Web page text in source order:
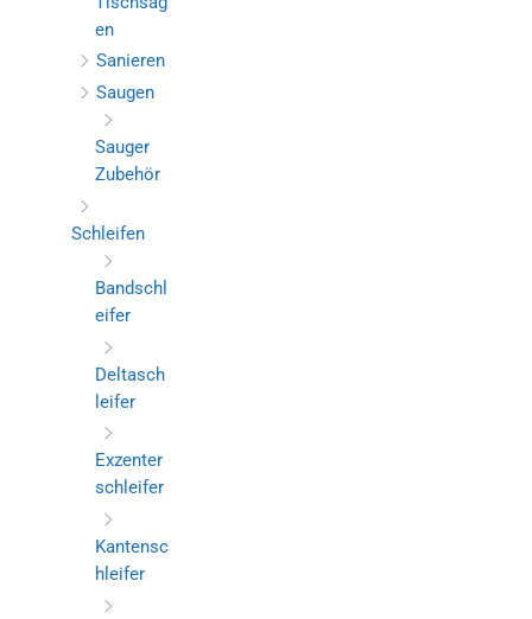
en
Sanieren
Saugen
Sauger
Zubehör
Schleifen
Bandschl
eifer
Deltasch
leifer
Exzenter
schleifer
Kantensc
hleifer